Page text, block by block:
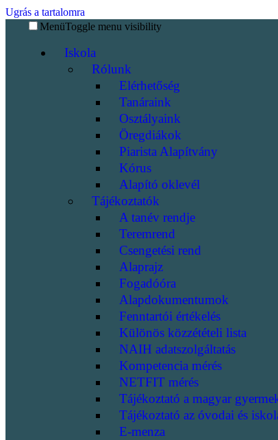
Ugrás a tartalomra
MenüToggle menu visibility
Iskola
Rólunk
Elérhetőség
Tanáraink
Osztályaink
Öregdiákok
Piarista Alapítvány
Kórus
Alapító oklevél
Tájékoztatók
A tanév rendje
Teremrend
Csengetési rend
Alaprajz
Fogadóóra
Alapdokumentumok
Fenntartói értékelés
Különös közzétételi lista
NAIH adatszolgáltatás
Kompetencia mérés
NETFIT mérés
Tájékoztató a magyar
Tájékoztató az óvodai és
E-menza